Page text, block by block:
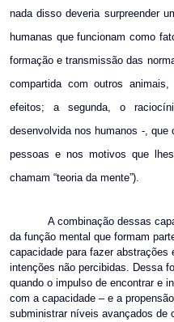
nada disso deveria surpreender
humanas que funcionam como
formação e transmissão das
compartida com outros
efeitos; a segunda, o
desenvolvida nos humanos -, que
pessoas e nos motivos que
chamam “teoria da mente”).
A combinação dessas
da função mental que formam
capacidade para fazer
intenções não percibidas. Dessa
quando o impulso de encontrar e
com a capacidade – e a
subministrar níveis avançados de